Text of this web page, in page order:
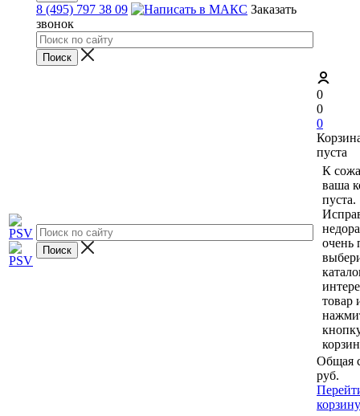
8 (495) 797 38 09
Заказать
звонок
0
0
0
пуста
К
ваша
пуста.
очень
товар
Общая
руб.
корзину